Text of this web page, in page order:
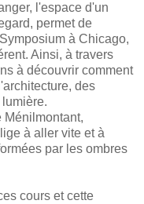
l'espace d'un
permet de
à Chicago,
Ainsi, à travers
à découvrir comment
des
Ménilmontant,
à aller vite et à
par les ombres
cours et cette